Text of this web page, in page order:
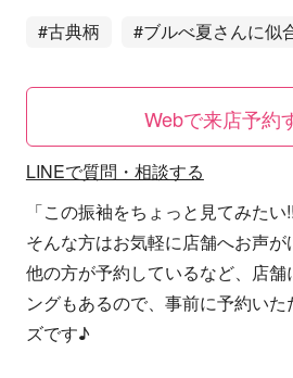
#古典柄 #ブルべ夏さんに似
Webで来店予約
LINEで質問・相談する
「この振袖をちょっと見てみたい!!
そんな方はお気軽に店舗へお声が
他の方が予約しているなど、店舗
ングもあるので、事前に予約い
ズです♪